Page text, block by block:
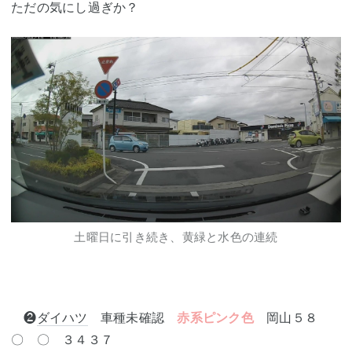
ただの気にし過ぎか？
土曜日に引き続き、黄緑と水色の連続
❷ダイハツ 車種未確認赤系ピンク色岡山５８
〇 〇 ３４３７